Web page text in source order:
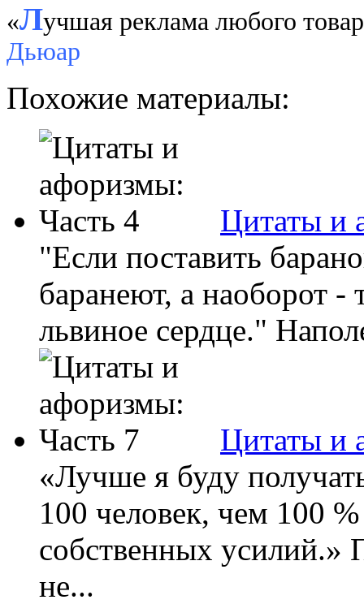
«Лучшая реклама любого
Дьюар
Похожие материалы:
Цитаты и
"Если поставить
баранеют, а наоборот -
львиное сердце."
Цитаты и
«Лучше я буду
100 человек, чем 100 %
собственных усилий.»
не...